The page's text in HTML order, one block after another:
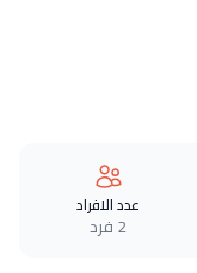
عدد الافراد
2 فرد